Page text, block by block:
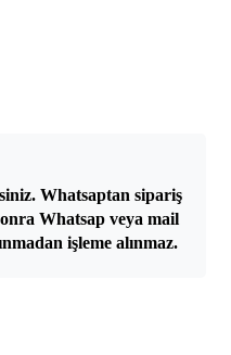
Whatsaptan sipariş
Whatsap veya mail
işleme alınmaz.